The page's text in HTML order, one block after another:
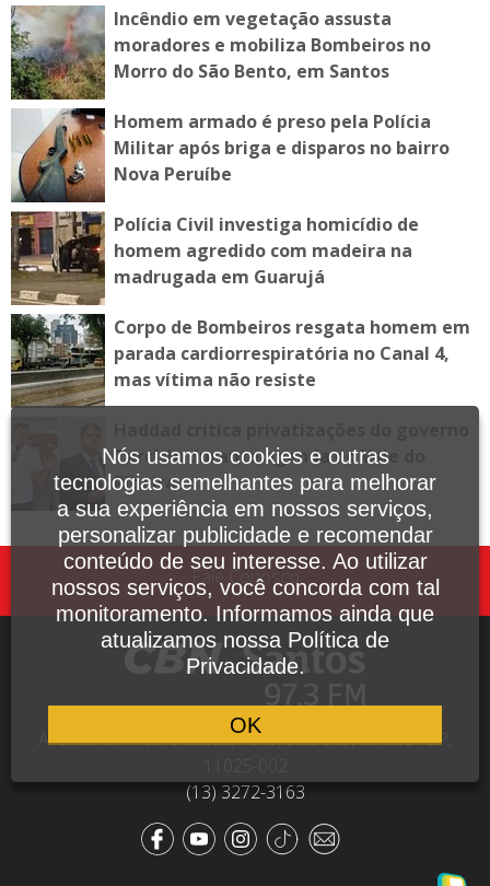
Incêndio em vegetação assusta
moradores e mobiliza Bombeiros no
Morro do São Bento, em Santos
Homem armado é preso pela Polícia
Militar após briga e disparos no bairro
Nova Peruíbe
Polícia Civil investiga homicídio de
homem agredido com madeira na
madrugada em Guarujá
Corpo de Bombeiros resgata homem em
parada cardiorrespiratória no Canal 4,
mas vítima não resiste
Tarcísio durante agenda no Vale do
Ribeira
Fale Conosco
Avenida Dr. Pedro Lessa, 1640, sala 809, Santos - SP,
(13) 3272-3163
Nós usamos cookies e outras
tecnologias semelhantes para melhorar
a sua experiência em nossos serviços,
personalizar publicidade e recomendar
conteúdo de seu interesse. Ao utilizar
nossos serviços, você concorda com tal
monitoramento. Informamos ainda que
atualizamos nossa Política de
Privacidade.
OK